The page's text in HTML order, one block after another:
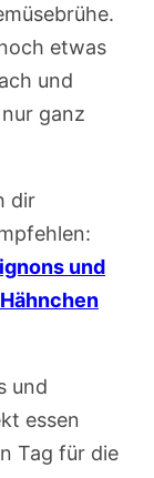
etwas
und
ganz
dir
und
und
essen
Tag für die